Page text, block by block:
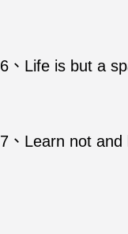
6、Life is but a
7、Learn not and